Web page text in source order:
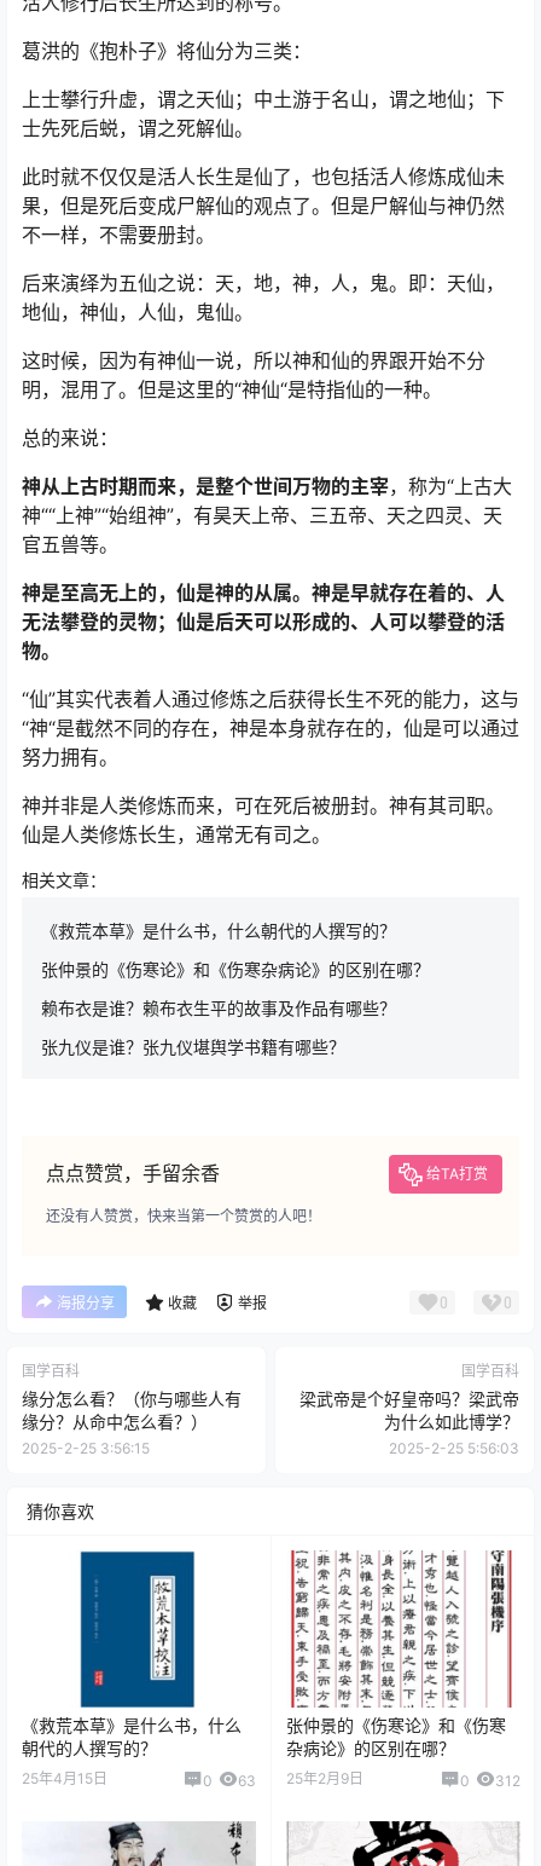
葛洪的《抱朴子》将仙分为三类：
上士攀行升虚，谓之天仙；中土游于名山，谓之地仙；下
士先死后蜕，谓之死解仙。
此时就不仅仅是活人长生是仙了，也包括活人修炼成仙未
果，但是死后变成尸解仙的观点了。但是尸解仙与神仍然
不一样，不需要册封。
后来演绎为五仙之说：天，地，神，人，鬼。即：天仙，
地仙，神仙，人仙，鬼仙。
这时候，因为有神仙一说，所以神和仙的界跟开始不分
明，混用了。但是这里的“神仙“是特指仙的一种。
总的来说：
神从上古时期而来，是整个世间万物的主宰，称为“上古大
神““上神”“始组神”，有昊天上帝、三五帝、天之四灵、天
官五兽等。
神是至高无上的，仙是神的从属。神是早就存在着的、人
无法攀登的灵物；仙是后天可以形成的、人可以攀登的活
物。
“仙”其实代表着人通过修炼之后获得长生不死的能力，这与
“神“是截然不同的存在，神是本身就存在的，仙是可以通过
努力拥有。
神并非是人类修炼而来，可在死后被册封。神有其司职。
仙是人类修炼长生，通常无有司之。
相关文章：
《救荒本草》是什么书，什么朝代的人撰写的？
张仲景的《伤寒论》和《伤寒杂病论》的区别在哪？
赖布衣是谁？赖布衣生平的故事及作品有哪些？
张九仪是谁？张九仪堪舆学书籍有哪些？
点点赞赏，手留余香 给TA打赏
还没有人赞赏，快来当第一个赞赏的人吧！
海报分享 收藏 举报 0 0
国学百科
缘分怎么看？（你与哪些人有
缘分？从命中怎么看？）
2025-2-25 3:56:15
国学百科
梁武帝是个好皇帝吗？梁武帝
为什么如此博学？
2025-2-25 5:56:03
猜你喜欢
《救荒本草》是什么书，什么
朝代的人撰写的？
25年4月15日 0 63
张仲景的《伤寒论》和《伤寒
杂病论》的区别在哪？
25年2月9日 0 312